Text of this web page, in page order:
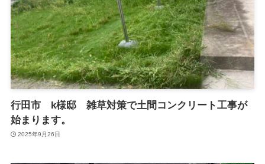
行田市 k様邸 雑草対策で土間コンクリート工事が
始まります。
2025年9月26日